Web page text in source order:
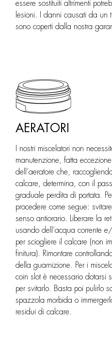
essere sostituiti altrimenti
lesioni. I danni causati da un
sono coperti dalla nostra
AERATORI
I nostri miscelatori non
manutenzione, fatta
dell’aeratore che,
calcare, determina, con il
graduale perdita di portata.
procedere come segue:
senso antiorario. Liberare la
usando dell’acqua corrente
per sciogliere il calcare (non
finitura). Rimontare
della guarnizione. Per i
coin slot è necessario dotarsi
per svitarlo. Basta poi pulirlo
spazzola morbida o
residui di calcare.